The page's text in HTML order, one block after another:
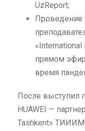
UzReport;
Проведение
прямом
время
После выступил
HUAWEI —
Tashkent»